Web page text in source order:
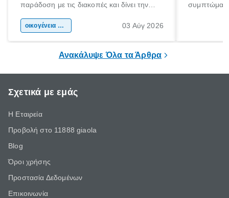
παράδοση με τις διακοπές και δίνει την
χώρας. Είτε πρόκειται για λίγες μέρες
οικογένεια & παιδί 03 Αύγ 2026
Ανακάλυψε Όλα τα Άρθρα
Σχετικά με εμάς
Η Εταιρεία
Προβολή στο 11888 giaola
Blog
Όροι χρήσης
Προστασία Δεδομένων
Επικοινωνία